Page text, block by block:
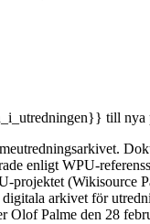
till nya
enligt WPU-
projektet (Wikisource
digitala arkivet för
Olof Palme den 28